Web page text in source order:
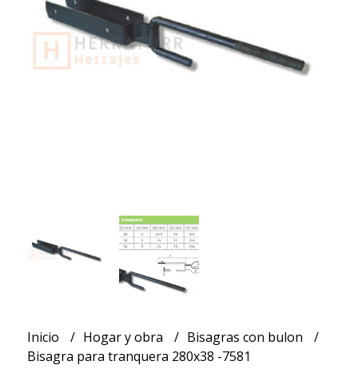
Inicio Hogar y obra
Bisagras con bulon
Bisagra para tranquera 280x38 -7581